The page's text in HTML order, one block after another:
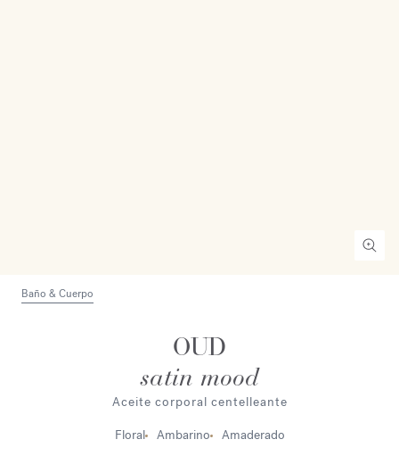
Baño & Cuerpo
OUD
satin mood
Aceite corporal centelleante
Floral
Ambarino Amaderado